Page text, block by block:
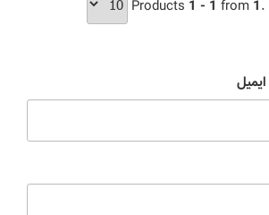
Products 1 - 1 from 1.